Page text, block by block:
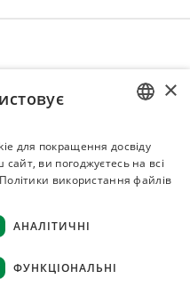
прянощів Делюкс, Київ
авторським правом
UKRAINIAN
×
для покращення досвіду
ви погоджуєтесь на всі
використання файлів
АНАЛІТИЧНІ
ФУНКЦІОНАЛЬНІ